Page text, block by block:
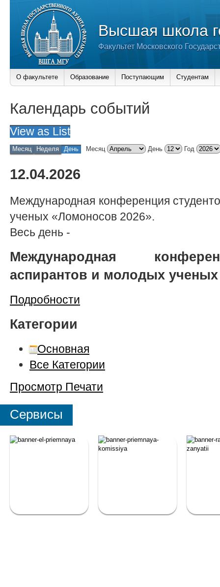
Высшая школа
Факультет Московского
О факультете Образование Поступающим Студентам
Календарь событий
View as List
Месяц Неделя День Месяц День Год
12.04.2026
Международная конференция
ученых «Ломоносов 2026».
Весь день -
Международная
аспирантов и молодых
Подробности
Категории
Основная
Все Категории
Просмотр Печати
Сервисы